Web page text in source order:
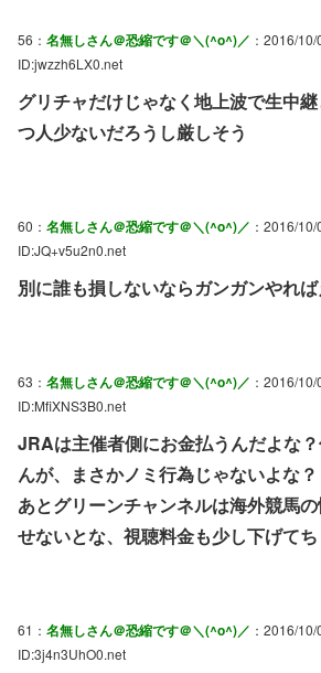
56： 名無しさん＠恐縮です＠＼(^o^)／ ：2016/
ID:jwzzh6LX0.net
グリチャだけじゃなく地上波で生中
つ人少ないだろうし厳しそう
60： 名無しさん＠恐縮です＠＼(^o^)／ ：2016/
ID:JQ+v5u2n0.net
別に誰も損しないならガンガンやれ
63： 名無しさん＠恐縮です＠＼(^o^)／ ：2016/
ID:MfiXNS3B0.net
JRAは主催者側にお金払うんだよな
んが、まさかノミ行為じゃないよな？
あとグリーンチャンネルは海外競馬
せないとな、視聴料金も少し下げて
61： 名無しさん＠恐縮です＠＼(^o^)／ ：2016/
ID:3j4n3UhO0.net